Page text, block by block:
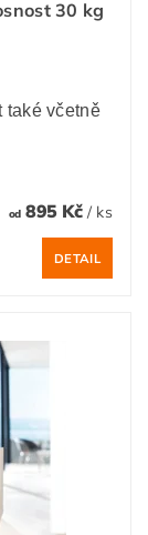
30 kg
také včetně
od895 Kč / ks
DETAIL